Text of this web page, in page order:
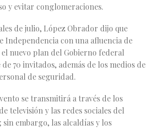
y evitar conglomeraciones.
de julio, López Obrador dijo que
Independencia con una afluencia de
el nuevo plan del Gobierno federal
70 invitados, además de los medios de
de seguridad.
se transmitirá a través de los
televisión y las redes sociales del
sin embargo, las alcaldías y los